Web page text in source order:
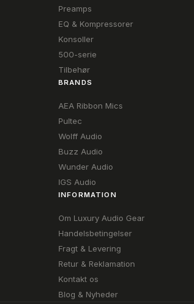
Preamps
EQ & Kompressorer
Konsoller
500-serie
Tilbehør
BRANDS
AEA Ribbon Mics
Pultec
Wolff Audio
Buzz Audio
Wunder Audio
IGS Audio
INFORMATION
Om Luxury Audio Gear
Handelsbetingelser
Fragt & Levering
Retur & Reklamation
Kontakt os
Blog & Nyheder